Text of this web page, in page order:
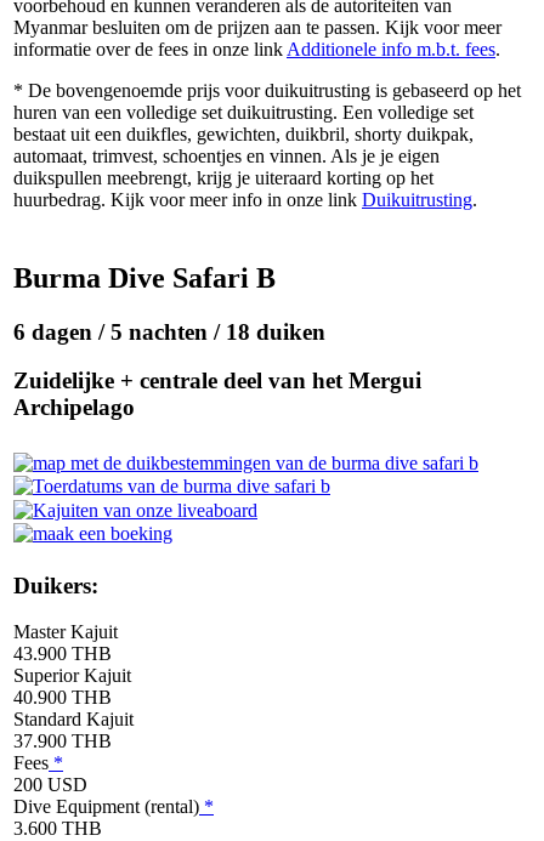
voorbehoud en kunnen veranderen als de autoriteiten van
Myanmar besluiten om de prijzen aan te passen. Kijk voor meer
informatie over de fees in onze link Additionele info m.b.t. fees.
* De bovengenoemde prijs voor duikuitrusting is gebaseerd op het
huren van een volledige set duikuitrusting. Een volledige set
bestaat uit een duikfles, gewichten, duikbril, shorty duikpak,
automaat, trimvest, schoentjes en vinnen. Als je je eigen
duikspullen meebrengt, krijg je uiteraard korting op het
huurbedrag. Kijk voor meer info in onze link Duikuitrusting.
Burma Dive Safari B
6 dagen / 5 nachten / 18 duiken
Zuidelijke + centrale deel van het Mergui
Archipelago
Duikers:
Master Kajuit
43.900 THB
Superior Kajuit
40.900 THB
Standard Kajuit
37.900 THB
Fees *
200 USD
Dive Equipment (rental) *
3.600 THB